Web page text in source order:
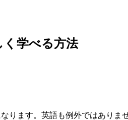
く学べる方法
ります。英語も例外ではありま